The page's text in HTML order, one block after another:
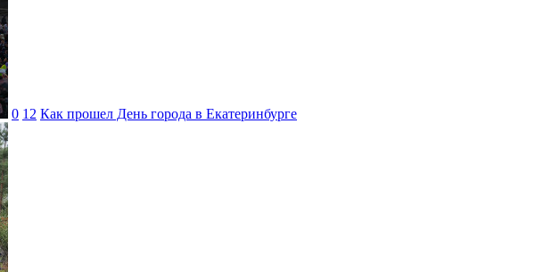
0 12 Как прошел День города в Екатеринбурге